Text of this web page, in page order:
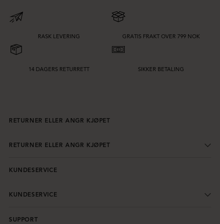
RASK LEVERING GRATIS FRAKT OVER 799 NOK
14 DAGERS RETURRETT SIKKER BETALING
RETURNER ELLER ANGR KJØPET
RETURNER ELLER ANGR KJØPET
KUNDESERVICE
KUNDESERVICE
SUPPORT